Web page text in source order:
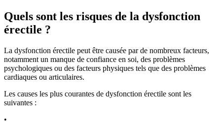
Quels sont les risques de la dysfonction
érectile ?
La dysfonction érectile peut être causée par de nombreux facteurs,
notamment un manque de confiance en soi, des problèmes
psychologiques ou des facteurs physiques tels que des problèmes
cardiaques ou articulaires.
Les causes les plus courantes de dysfonction érectile sont les
suivantes :
•